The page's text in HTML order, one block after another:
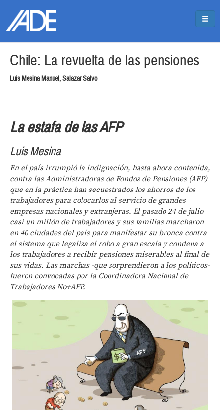
Chile: La revuelta de las pensiones
Luis Mesina Manuel, Salazar Salvo
La estafa de las AFP
Luis Mesina
En el país irrumpió la indignación, hasta ahora contenida,
contra las Administradoras de Fondos de Pensiones (AFP)
que en la práctica han secuestrados los ahorros de los
trabajadores para colocarlos al servicio de grandes
empresas nacionales y extranjeras. El pasado 24 de julio
casi un millón de trabajadores y sus familias marcharon
en 40 ciudades del país para manifestar su bronca contra
el sistema que legaliza el robo a gran escala y condena a
los trabajadores a recibir pensiones miserables al final de
sus vidas. Las marchas -que sorprendieron a los políticos-
fueron convocadas por la Coordinadora Nacional de
Trabajadores No+AFP.